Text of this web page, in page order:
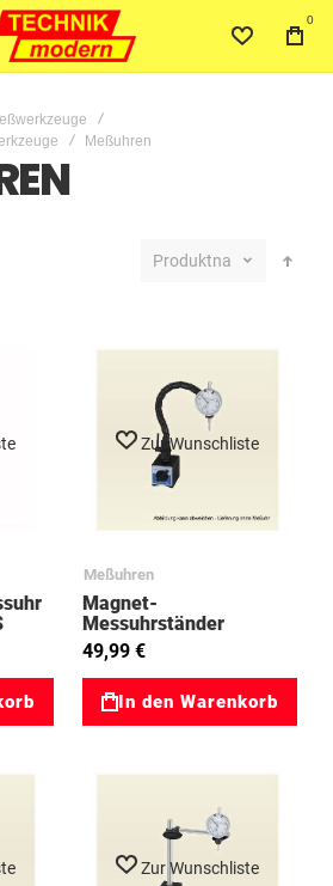
0
Meßuhren
Produktname
Zur Wunschliste
Meßuhren
Magnet-
Messuhrständer
flexibel
49,99 €
In den Warenkorb
Zur Wunschliste